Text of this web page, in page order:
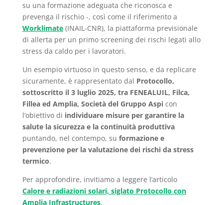
su una formazione adeguata che riconosca e
prevenga il rischio -, così come il riferimento a
Worklimate(INAIL-CNR), la piattaforma previsionale
di allerta per un primo screening dei rischi legati allo
stress da caldo per i lavoratori.
Un esempio virtuoso in questo senso, e da replicare
sicuramente, è rappresentato dal Protocollo,
sottoscritto il 3 luglio 2025, tra FENEALUIL, Filca,
Fillea ed Amplia, Società del Gruppo Aspi con
l’obiettivo di individuare misure per garantire la
salute la sicurezza e la continuità produttiva
puntando, nel contempo, su formazione e
prevenzione per la valutazione dei rischi da stress
termico.
Per approfondire, invitiamo a leggere l’articolo
Calore e radiazioni solari, siglato Protocollo con
Amplia Infrastructures.